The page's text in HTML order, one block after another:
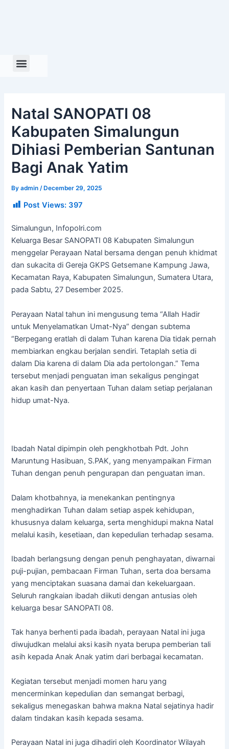
Natal SANOPATI 08
Kabupaten Simalungun
Dihiasi Pemberian Santunan
Bagi Anak Yatim
Byadmin /December 29, 2025
Post Views: 397
Simalungun, Infopolri.com
Keluarga Besar SANOPATI 08 Kabupaten Simalungun
menggelar Perayaan Natal bersama dengan penuh khidmat
dan sukacita di Gereja GKPS Getsemane Kampung Jawa,
Kecamatan Raya, Kabupaten Simalungun, Sumatera Utara,
pada Sabtu, 27 Desember 2025.
Perayaan Natal tahun ini mengusung tema “Allah Hadir
untuk Menyelamatkan Umat-Nya” dengan subtema
“Berpegang eratlah di dalam Tuhan karena Dia tidak pernah
membiarkan engkau berjalan sendiri. Tetaplah setia di
dalam Dia karena di dalam Dia ada pertolongan.” Tema
tersebut menjadi penguatan iman sekaligus pengingat
akan kasih dan penyertaan Tuhan dalam setiap perjalanan
hidup umat-Nya.
Ibadah Natal dipimpin oleh pengkhotbah Pdt. John
Maruntung Hasibuan, S.PAK, yang menyampaikan Firman
Tuhan dengan penuh pengurapan dan penguatan iman.
Dalam khotbahnya, ia menekankan pentingnya
menghadirkan Tuhan dalam setiap aspek kehidupan,
khususnya dalam keluarga, serta menghidupi makna Natal
melalui kasih, kesetiaan, dan kepedulian terhadap sesama.
Ibadah berlangsung dengan penuh penghayatan, diwarnai
puji-pujian, pembacaan Firman Tuhan, serta doa bersama
yang menciptakan suasana damai dan kekeluargaan.
Seluruh rangkaian ibadah diikuti dengan antusias oleh
keluarga besar SANOPATI 08.
Tak hanya berhenti pada ibadah, perayaan Natal ini juga
diwujudkan melalui aksi kasih nyata berupa pemberian tali
asih kepada Anak Anak yatim dari berbagai kecamatan.
Kegiatan tersebut menjadi momen haru yang
mencerminkan kepedulian dan semangat berbagi,
sekaligus menegaskan bahwa makna Natal sejatinya hadir
dalam tindakan kasih kepada sesama.
Perayaan Natal ini juga dihadiri oleh Koordinator Wilayah